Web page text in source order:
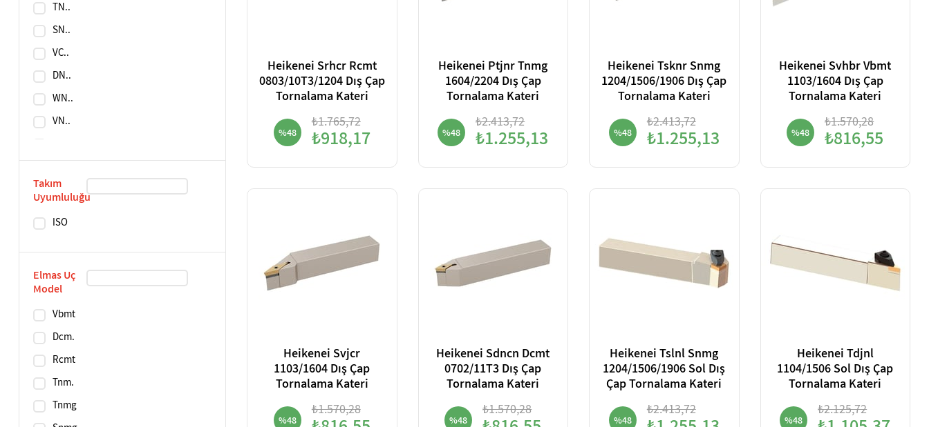
TN..
SN..
VC..
DN..
WN..
VN..
TC..
Takım
Uyumluluğu
ISO
Elmas Uç
Model
Vbmt
Dcm.
Rcmt
Tnm.
Tnmg
Heikenei Srhcr Rcmt
0803/10T3/1204 Dış Çap
Tornalama Kateri
%48
₺1.765,72
₺918,17
Heikenei Ptjnr Tnmg
1604/2204 Dış Çap
Tornalama Kateri
%48
₺2.413,72
₺1.255,13
Heikenei Tsknr Snmg
1204/1506/1906 Dış Çap
Tornalama Kateri
%48
₺2.413,72
₺1.255,13
Heikenei Svhbr Vbmt
1103/1604 Dış Çap
Tornalama Kateri
%48
₺1.570,28
₺816,55
Heikenei Svjcr
1103/1604 Dış Çap
Tornalama Kateri
%48
₺1.570,28
Heikenei Sdncn Dcmt
0702/11T3 Dış Çap
Tornalama Kateri
%48
₺1.570,28
Heikenei Tslnl Snmg
1204/1506/1906 Sol Dış
Çap Tornalama Kateri
%48
₺2.413,72
Heikenei Tdjnl
1104/1506 Sol Dış Çap
Tornalama Kateri
%48
₺2.125,72